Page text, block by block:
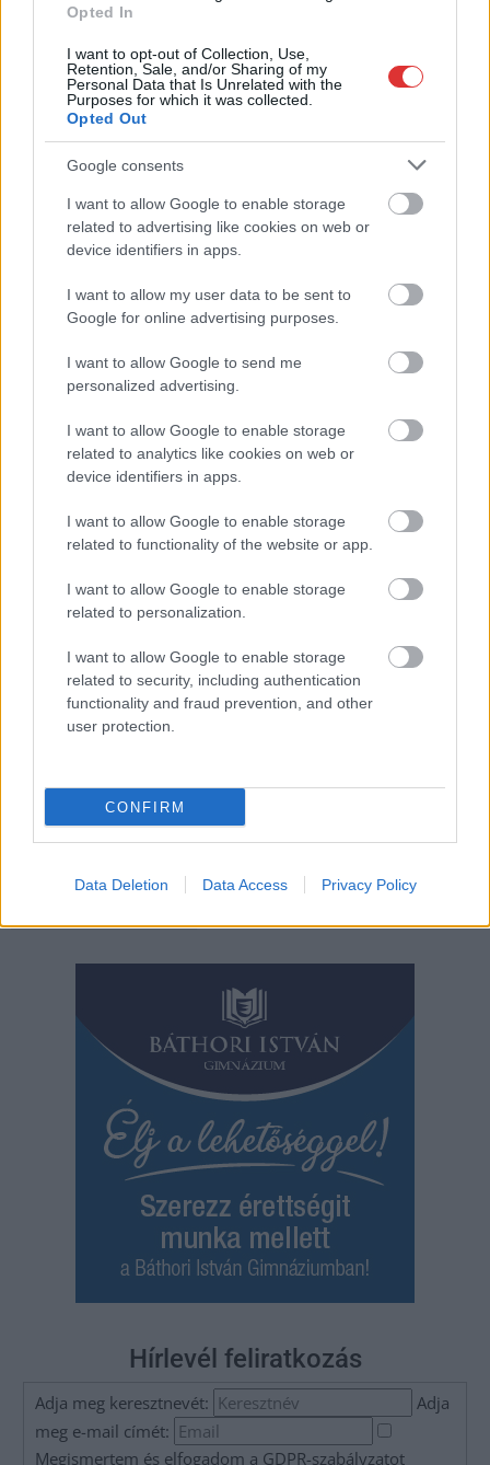
Opted In
I want to opt-out of Collection, Use,
Retention, Sale, and/or Sharing of my
Personal Data that Is Unrelated with the
Purposes for which it was collected.
Opted Out
Google consents
I want to allow Google to enable storage
related to advertising like cookies on web or
device identifiers in apps.
I want to allow my user data to be sent to
Google for online advertising purposes.
I want to allow Google to send me
personalized advertising.
I want to allow Google to enable storage
related to analytics like cookies on web or
device identifiers in apps.
I want to allow Google to enable storage
related to functionality of the website or app.
I want to allow Google to enable storage
related to personalization.
I want to allow Google to enable storage
related to security, including authentication
functionality and fraud prevention, and other
user protection.
CONFIRM
Data Deletion Data Access Privacy Policy
rendezik meg.
TOVÁBB OLVASOM
Magyarország elmarad
Elmarad egy seregnyi műtét, mert felmondott az
utolsó műtőssegéd az intézményben
2023.01.20. Kiss Lajos
A helyzet további
pikantériája, hogy
annyira kétségbeesve
embert, hogy már elég
a 8 általános
is kell semmilyen
egészségügyi tapasztalat a sikeres felvételhez. Annyi már
bizonyos, hogy rengeteg műtét marad el februárban. Február
1-től műtétek tömegei maradhatnak el az érdi Dr. Romics
László Egészségügyi Intézményben, ha nem sikerül gyorsan új
dolgozója is felmondott, írja az Alfahír. Az intézmény
kétségbeesett hangvételű posztot tett közzé péntek délelőtt a
Facebookon. Mint írják, műtőssegéd nélkül a szemészeti
műtéteken kívül más beavatkozást nem tudnak…
TOVÁBB OLVASOM
Magyarország egészségügy,elmarad,műtétek,műtőssegéd
navigáció
Hírlevél feliratkozás
Adja meg keresztnevét:
Adja
meg e-mail címét:
Megismertem és elfogadom a GDPR-szabályzatot